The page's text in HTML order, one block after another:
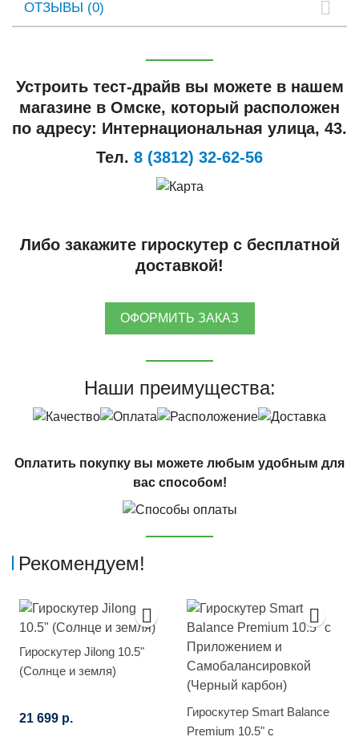
ОТЗЫВЫ (0)
Устроить тест-драйв вы можете в нашем
магазине в Омске, который расположен
по адресу: Интернациональная улица, 43.
Тел. 8 (3812) 32-62-56
Либо закажите гироскутер с бесплатной
доставкой!
ОФОРМИТЬ ЗАКАЗ
Наши преимущества:
Оплатить покупку вы можете любым удобным для
вас способом!
Рекомендуем!
Гироскутер Jilong 10.5"
(Солнце и земля)
21 699 р.
Гироскутер Smart Balance
Premium 10.5" с